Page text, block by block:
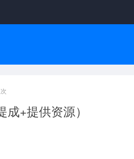
+提供资源）